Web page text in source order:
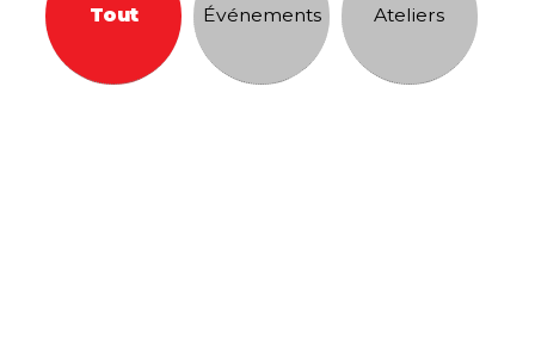
Tout Événements Ateliers